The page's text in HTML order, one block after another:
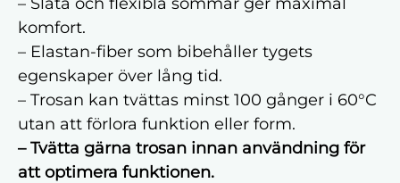
komfort.
– Elastan-fiber som bibehåller tygets
egenskaper över lång tid.
– Trosan kan tvättas minst 100 gånger i 60°C
utan att förlora funktion eller form.
– Tvätta gärna trosan innan användning för
att optimera funktionen.